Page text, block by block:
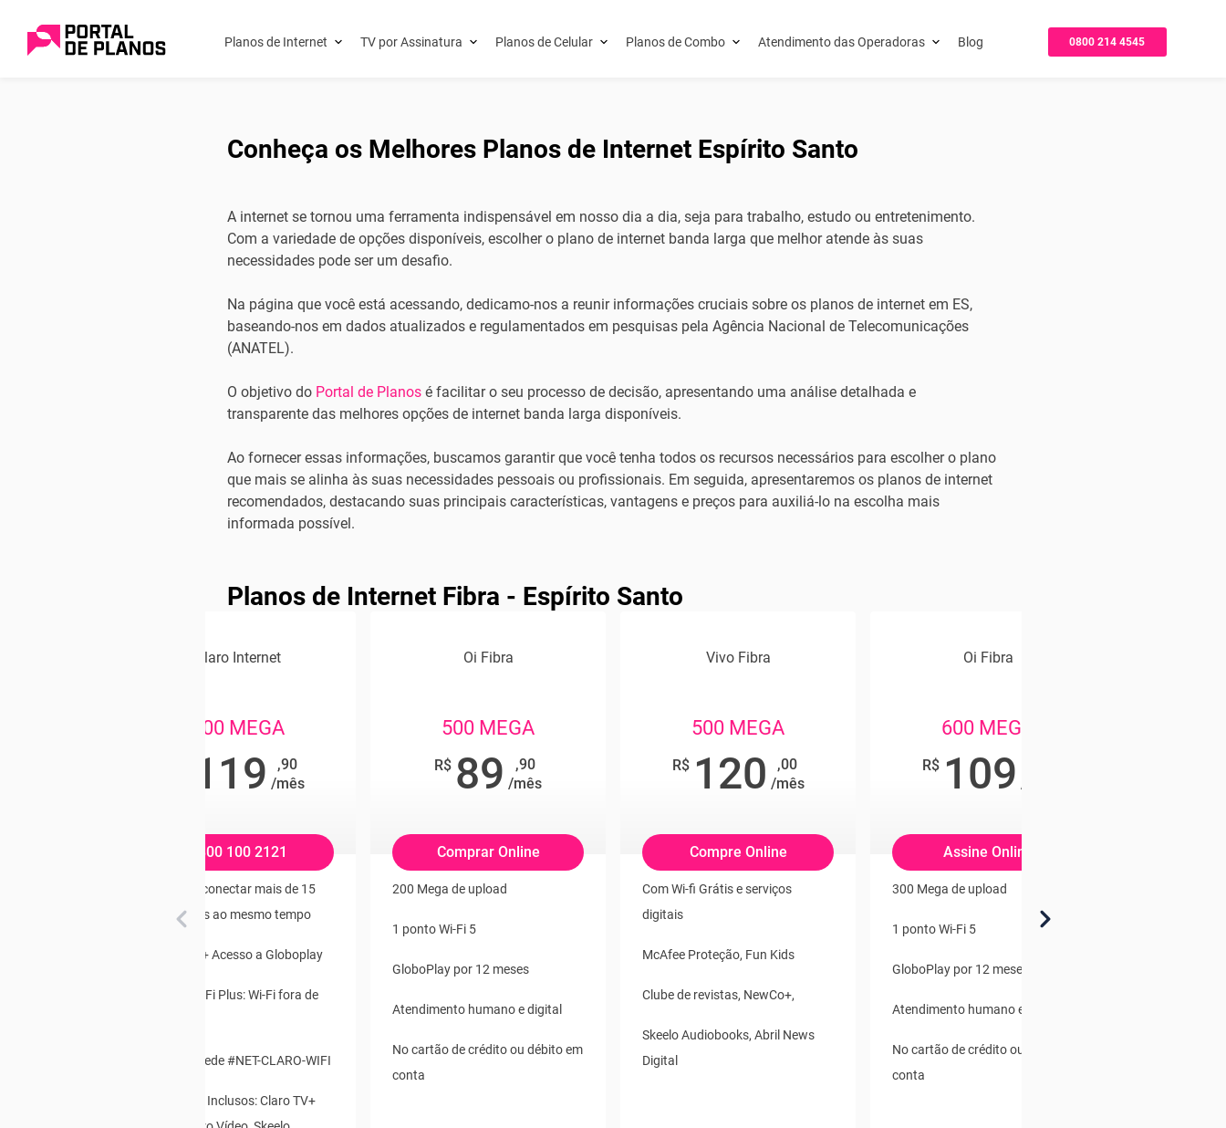
Planos de Internet TV por Assinatura Planos de Celular Planos de Combo Atendimento das Operadoras Blog 0800 214 4545
Conheça os Melhores Planos de Internet Espírito Santo
A internet se tornou uma ferramenta indispensável em nosso dia a dia, seja para trabalho, estudo ou entretenimento.
Com a variedade de opções disponíveis, escolher o plano de internet banda larga que melhor atende às suas
necessidades pode ser um desafio.
Na página que você está acessando, dedicamo-nos a reunir informações cruciais sobre os planos de internet em ES,
baseando-nos em dados atualizados e regulamentados em pesquisas pela Agência Nacional de Telecomunicações
(ANATEL).
O objetivo do Portal de Planosé facilitar o seu processo de decisão, apresentando uma análise detalhada e
transparente das melhores opções de internet banda larga disponíveis.
Ao fornecer essas informações, buscamos garantir que você tenha todos os recursos necessários para escolher o plano
que mais se alinha às suas necessidades pessoais ou profissionais. Em seguida, apresentaremos os planos de internet
recomendados, destacando suas principais características, vantagens e preços para auxiliá-lo na escolha mais
informada possível.
Planos de Internet Fibra - Espírito Santo
Claro Internet
500 MEGA
119
,90
/mês
0800 100 2121
Ideal para conectar mais de 15
dispositivos ao mesmo tempo
500 Mega + Acesso a Globoplay
Modem Wi-Fi Plus: Wi-Fi fora de
Acesso a Rede #NET-CLARO-WIFI
Aplicativos Inclusos: Claro TV+
Oi Fibra
500 MEGA
R$ 89
,90
/mês
Comprar Online
200 Mega de upload
1 ponto Wi-Fi 5
GloboPlay por 12 meses
Atendimento humano e digital
No cartão de crédito ou débito em
conta
Vivo Fibra
500 MEGA
R$ 120
,00
/mês
Compre Online
Com Wi-fi Grátis e serviços
digitais
McAfee Proteção, Fun Kids
Clube de revistas, NewCo+,
Skeelo Audiobooks, Abril News
Digital
Oi Fibra
600 MEGA
R$ 109 /mês
Assine Online
300 Mega de upload
1 ponto Wi-Fi 5
GloboPlay por 12 meses
Atendimento humano e digital
No cartão de crédito ou débito em
conta